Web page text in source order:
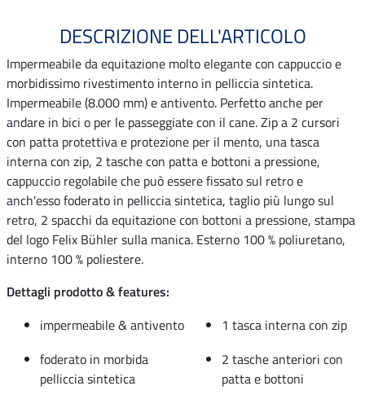
DESCRIZIONE DELL'ARTICOLO
Impermeabile da equitazione molto elegante con cappuccio e
morbidissimo rivestimento interno in pelliccia sintetica.
Impermeabile (8.000 mm) e antivento. Perfetto anche per
andare in bici o per le passeggiate con il cane. Zip a 2 cursori
con patta protettiva e protezione per il mento, una tasca
interna con zip, 2 tasche con patta e bottoni a pressione,
cappuccio regolabile che può essere fissato sul retro e
anch'esso foderato in pelliccia sintetica, taglio più lungo sul
retro, 2 spacchi da equitazione con bottoni a pressione, stampa
del logo Felix Bühler sulla manica. Esterno 100 % poliuretano,
interno 100 % poliestere.
Dettagli prodotto & features:
impermeabile & antivento
1 tasca interna con zip
foderato in morbida
pelliccia sintetica
2 tasche anteriori con
patta e bottoni